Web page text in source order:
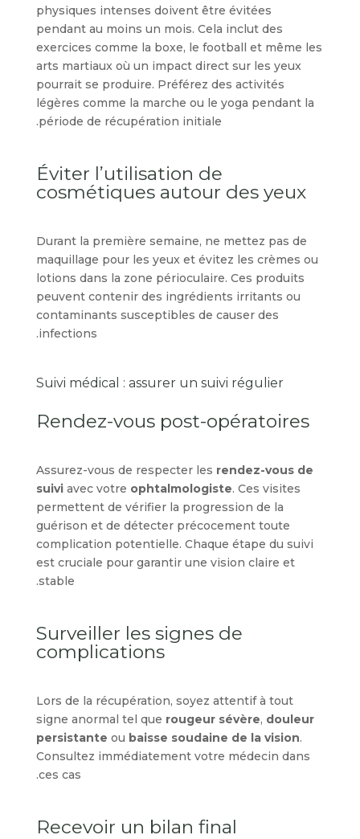
physiques intenses doivent être évitées
pendant au moins un mois. Cela inclut des
exercices comme la boxe, le football et même les
arts martiaux où un impact direct sur les yeux
pourrait se produire. Préférez des activités
légères comme la marche ou le yoga pendant la
période de récupération initiale.
Éviter l’utilisation de
cosmétiques autour des yeux
Durant la première semaine, ne mettez pas de
maquillage pour les yeux et évitez les crèmes ou
lotions dans la zone périoculaire. Ces produits
peuvent contenir des ingrédients irritants ou
contaminants susceptibles de causer des
infections.
Suivi médical : assurer un suivi régulier
Rendez-vous post-opératoires
Assurez-vous de respecter les rendez-vous de
suiviavec votre ophtalmologiste. Ces visites
permettent de vérifier la progression de la
guérison et de détecter précocement toute
complication potentielle. Chaque étape du suivi
est cruciale pour garantir une vision claire et
stable.
Surveiller les signes de
complications
Lors de la récupération, soyez attentif à tout
signe anormal tel que rougeur sévère, douleur
persistante ou baisse soudaine de la vision.
Consultez immédiatement votre médecin dans
ces cas.
Recevoir un bilan final